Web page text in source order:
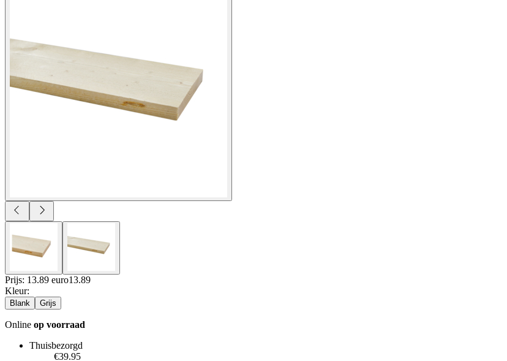
Prijs: 13.89 euro13.89
Kleur:
Blank Grijs
Online op voorraad
Thuisbezorgd
€39.95